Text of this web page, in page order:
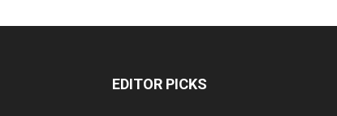
EDITOR PICKS